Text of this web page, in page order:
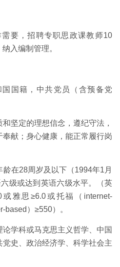
要，招聘专职思政课教师10
入编制管理。
国国籍，中共党员（含预备党
和坚定的理想信念，遵纪守法，
献；身心健康，能正常履行岗
龄在28周岁及以下（1994年1月
级或达到英语六级水平。（英
雅思≥6.0或托福（internet-
based）≥550）。
论学科或马克思主义哲学、中国
史、政治经济学、科学社会主